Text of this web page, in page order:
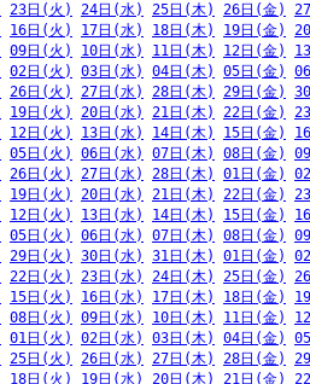
23日(火) 24日(水) 25日(木) 26日(金)
16日(火) 17日(水) 18日(木) 19日(金)
09日(火) 10日(水) 11日(木) 12日(金)
02日(火) 03日(水) 04日(木) 05日(金)
26日(火) 27日(水) 28日(木) 29日(金)
19日(火) 20日(水) 21日(木) 22日(金)
12日(火) 13日(水) 14日(木) 15日(金)
05日(火) 06日(水) 07日(木) 08日(金)
26日(火) 27日(水) 28日(木) 01日(金)
19日(火) 20日(水) 21日(木) 22日(金)
12日(火) 13日(水) 14日(木) 15日(金)
05日(火) 06日(水) 07日(木) 08日(金)
29日(火) 30日(水) 31日(木) 01日(金)
22日(火) 23日(水) 24日(木) 25日(金)
15日(火) 16日(水) 17日(木) 18日(金)
08日(火) 09日(水) 10日(木) 11日(金)
01日(火) 02日(水) 03日(木) 04日(金)
25日(火) 26日(水) 27日(木) 28日(金)
18日(火) 19日(水) 20日(木) 21日(金)